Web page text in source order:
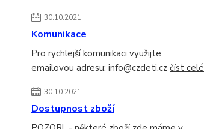
30.10.2021
Komunikace
Pro rychlejší komunikaci využijte
emailovou adresu: info@czdeti.cz číst celé
30.10.2021
Dostupnost zboží